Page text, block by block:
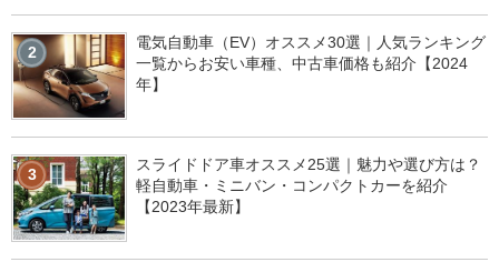
2
電気自動車（EV）オススメ30選｜人気ランキング
一覧からお安い車種、中古車価格も紹介【2024
年】
3
スライドドア車オススメ25選｜魅力や選び方は？
軽自動車・ミニバン・コンパクトカーを紹介
【2023年最新】